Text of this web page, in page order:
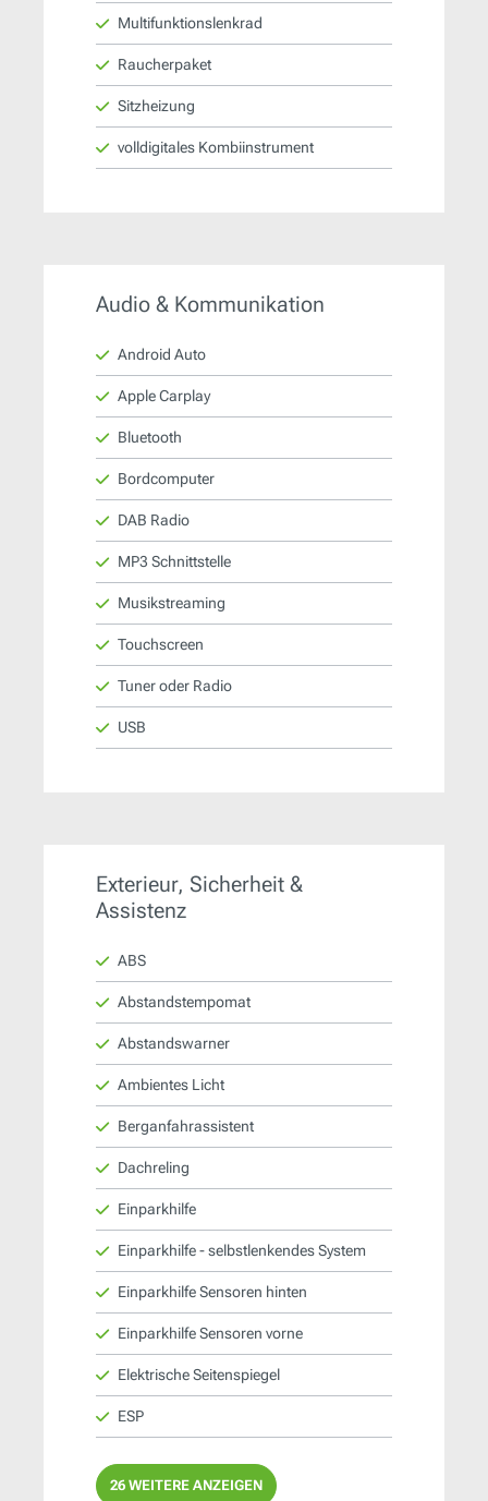
Multifunktionslenkrad
Raucherpaket
Sitzheizung
volldigitales Kombiinstrument
Audio & Kommunikation
Android Auto
Apple Carplay
Bluetooth
Bordcomputer
DAB Radio
MP3 Schnittstelle
Musikstreaming
Touchscreen
Tuner oder Radio
USB
Exterieur, Sicherheit &
Assistenz
ABS
Abstandstempomat
Abstandswarner
Ambientes Licht
Berganfahrassistent
Dachreling
Einparkhilfe
Einparkhilfe - selbstlenkendes System
Einparkhilfe Sensoren hinten
Einparkhilfe Sensoren vorne
Elektrische Seitenspiegel
ESP
26 WEITERE ANZEIGEN